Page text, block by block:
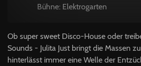
Bühne: Elektrogarten
Ob super sweet Disco-House oder
Sounds - Julita Just bringt die Massen
hinterlässt immer eine Welle der